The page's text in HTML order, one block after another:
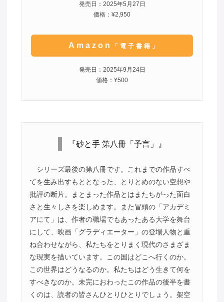
発売日：2025年5月27日
価格：¥2,950
Amazon 「電子書籍」
発売日：2025年9月24日
価格：¥500
『砂と手 第八冊「予言」』
シリーズ最後の第八冊です。これまでの作品すべ
てを生み出すもととなった、とりとめのない空想や
批評の断片。まとまった作品とはまたちがった面白
さと生々しさを楽しめます。また冒頭の「アカデミ
アにて」は、作者の職場でもあったある大学を舞台
にして、映画「グラディエーター」の登場人物と重
ね合わせながら、私たちをとりまく現代のさまざま
な現実を描いています。この国はどこへ行くのか。
この世界はどうなるのか。私たちはどう生きて何を
すべきなのか。未完におわったこの作品の後半を書
くのは、読者の皆さんひとりひとりでしょう。架空